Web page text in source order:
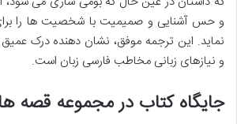
و حس آشنایی و صمیمیت با شخصیت ها را برای
نماید. این ترجمه موفق، نشان دهنده درک
و نیازهای زبانی مخاطب فارسی زبان است.
جایگاه کتاب در مجموعه قصه